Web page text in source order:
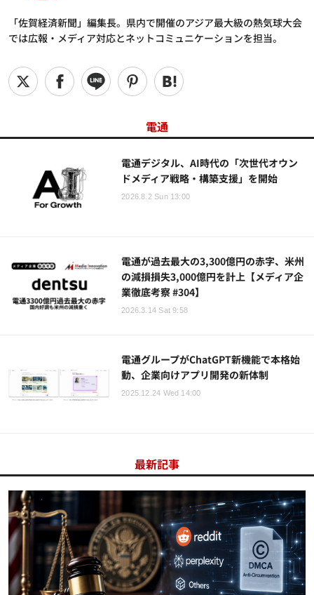
「佐賀経済新聞」編集長。県内で開催のアジア最大級の熱気球大会
では広報・メディア対応とネットコミュニケーションを担当。
電通
電通デジタル、AI時代の「次世代オウン
ドメディア戦略・構築支援」を開始
2026.8.2 Sun 13:00
電通が過去最大の3,300億円の赤字、米州
の減損損失3,000億円を計上【メディア企
業徹底考察 #304】
2026.3.14 Sat 9:58
電通グループがChatGPT新機能で本格始
動、企業向けアプリ開発の新体制
2025.12.24 Wed 14:00
最新記事